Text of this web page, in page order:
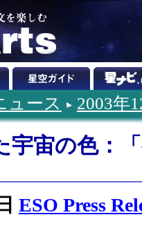
ュース 2003年
宇宙の色：
ESO Press